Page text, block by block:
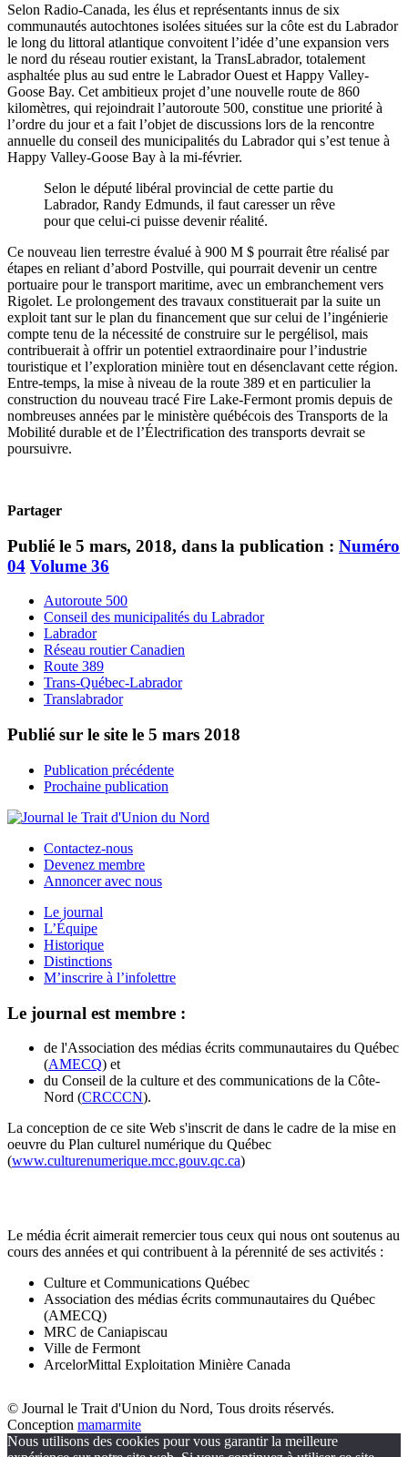
Selon Radio-Canada, les élus et représentants innus de six
communautés autochtones isolées situées sur la côte est du Labrador
le long du littoral atlantique convoitent l’idée d’une expansion vers
le nord du réseau routier existant, la TransLabrador, totalement
asphaltée plus au sud entre le Labrador Ouest et Happy Valley-
Goose Bay. Cet ambitieux projet d’une nouvelle route de 860
kilomètres, qui rejoindrait l’autoroute 500, constitue une priorité à
l’ordre du jour et a fait l’objet de discussions lors de la rencontre
annuelle du conseil des municipalités du Labrador qui s’est tenue à
Happy Valley-Goose Bay à la mi-février.
Selon le député libéral provincial de cette partie du
Labrador, Randy Edmunds, il faut caresser un rêve
pour que celui-ci puisse devenir réalité.
Ce nouveau lien terrestre évalué à 900 M $ pourrait être réalisé par
étapes en reliant d’abord Postville, qui pourrait devenir un centre
portuaire pour le transport maritime, avec un embranchement vers
Rigolet. Le prolongement des travaux constituerait par la suite un
exploit tant sur le plan du financement que sur celui de l’ingénierie
compte tenu de la nécessité de construire sur le pergélisol, mais
contribuerait à offrir un potentiel extraordinaire pour l’industrie
touristique et l’exploration minière tout en désenclavant cette région.
Entre-temps, la mise à niveau de la route 389 et en particulier la
construction du nouveau tracé Fire Lake-Fermont promis depuis de
nombreuses années par le ministère québécois des Transports de la
Mobilité durable et de l’Électrification des transports devrait se
poursuivre.
Partager
Publié le 5 mars, 2018, dans la publication : Numéro
04 Volume 36
Autoroute 500
Conseil des municipalités du Labrador
Labrador
Réseau routier Canadien
Route 389
Trans-Québec-Labrador
Translabrador
Publié sur le site le 5 mars 2018
Publication précédente
Prochaine publication
Contactez-nous
Devenez membre
Annoncer avec nous
Le journal
L’Équipe
Historique
Distinctions
M’inscrire à l’infolettre
Le journal est membre :
de l'Association des médias écrits communautaires du Québec
(AMECQ) et
du Conseil de la culture et des communications de la Côte-
Nord (CRCCCN).
La conception de ce site Web s'inscrit de dans le cadre de la mise en
oeuvre du Plan culturel numérique du Québec
(www.culturenumerique.mcc.gouv.qc.ca)
Le média écrit aimerait remercier tous ceux qui nous ont soutenus au
cours des années et qui contribuent à la pérennité de ses activités :
Culture et Communications Québec
Association des médias écrits communautaires du Québec
(AMECQ)
MRC de Caniapiscau
Ville de Fermont
ArcelorMittal Exploitation Minière Canada
© Journal le Trait d'Union du Nord, Tous droits réservés.
Conception mamarmite
Nous utilisons des cookies pour vous garantir la meilleure